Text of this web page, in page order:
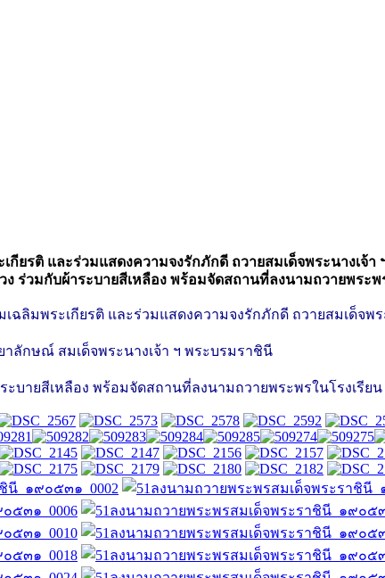
ยรติ และร่วมแสดงความจงรักภักดี ถวายสมเด็จพระนางเจ้
ร่วมกับผ้าระบายสีเหลือง พร้อมจัดสถานที่ลงนามถวายพระพ
ฉลิมพระเกียรติ และร่วมแสดงความจงรักภักดี ถวายสมเด็จพ
ลักษณ์ สมเด็จพระนางเจ้า ฯ พระบรมราชินี
ะบายสีเหลือง พร้อมจัดสถานที่ลงนามถวายพระพรในโรงเรียน